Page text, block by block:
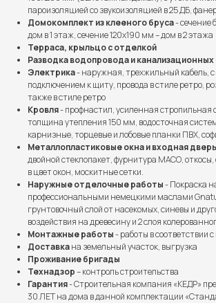
пароизоляцией со звукоизоляцией в 25 ДБ,
Домокомплект из клееного бруса- сечение
дом в 1 этаж, сечение 120х190 мм – дом в 2 этажа
Терраса, крыльцо с отделкой
Разводка водопровода и канализационных
Электрика- наружная, трехжильный кабель,
подключением к щиту, провода в стиле ретро,
также в стиле ретро
Кровля- профнастил, усиленная
толщина утепления 150 мм, водосточная
карнизные, торцевые и лобовые планки ПВХ,
Металлопластиковые окна и входная дверь
двойной стеклопакет, фурнитура МАСО,
в цвет окон, москитные сетки.
Наружные отделочные работы- Покраска
профессиональными немецкими маслами
грунтовочный слой от насекомых, синевы и
воздействия на древесину и 2 слоя
Монтажные работы- работы в соответствии
Доставкана земельный участок, выгрузка
Проживание бригады
Технадзор– контроль строительства
Гарантия- Строительная компания «КЕДР»
30 ЛЕТ на дома в данной комплектации
Выполненные проекты